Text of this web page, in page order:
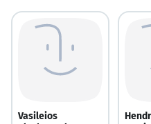
Vasileios